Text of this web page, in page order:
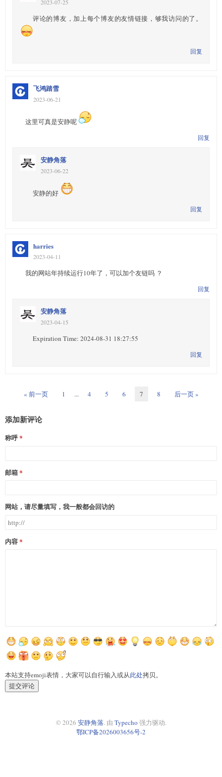
2023-07-25
评论的博友，加上每个博友的友情链接，够我访问的了。
回复
飞鸿踏雪
2023-06-21
这里可真是安静呢
回复
安静角落
2023-06-22
安静的好
回复
harries
2023-04-11
我的网站年持续运行10年了，可以加个友链吗 ？
回复
安静角落
2023-04-15
Expiration Time: 2024-08-31 18:27:55
回复
« 前一页 1 ... 4 5 6 7 8 后一页 »
添加新评论
称呼
邮箱
网站，请尽量填写，我一般都会回访的
内容
本站支持emoji表情，大家可以自行输入或从此处拷贝。
提交评论
© 2026 安静角落. 由 Typecho 强力驱动.
鄂ICP备2026003656号-2